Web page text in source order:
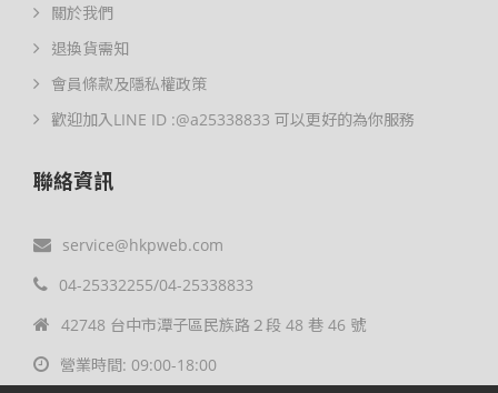
關於我們
退換貨需知
會員條款及隱私權政策
歡迎加入LINE ID :@a25338833 可以更好的為你服務
聯絡資訊
service@hkpweb.com
04-25332255/04-25338833
42748 台中市潭子區民族路２段 48 巷 46 號
營業時間: 09:00-18:00